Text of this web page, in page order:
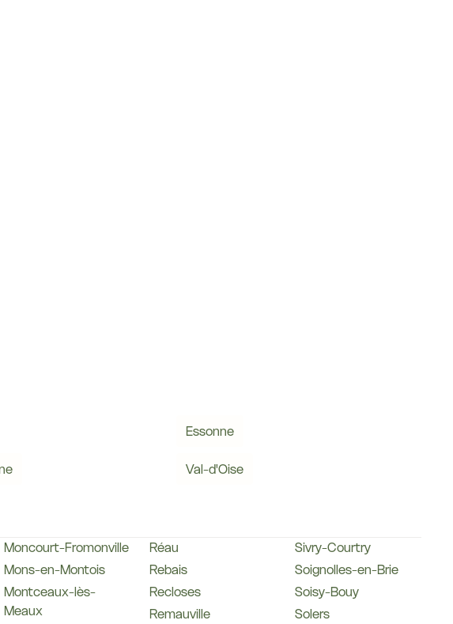
Essonne
Val-d'Oise
Moncourt-Fromonville
Mons-en-Montois
Montceaux-lès-
Meaux
Réau
Rebais
Recloses
Remauville
Sivry-Courtry
Soignolles-en-Brie
Soisy-Bouy
Solers